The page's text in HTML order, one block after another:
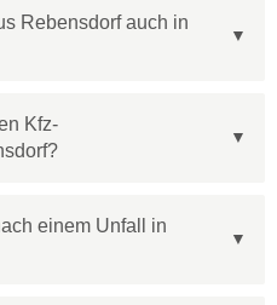
Rebensdorf auch in
Kfz-
einem Unfall in